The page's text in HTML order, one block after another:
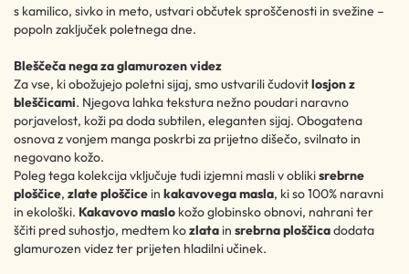
s kamilico, sivko in meto, ustvari občutek sproščenosti in svežine –
popoln zaključek poletnega dne.
Bleščeča nega za glamurozen videz
Za vse, ki obožujejo poletni sijaj, smo ustvarili čudovitlosjon z
bleščicami. Njegova lahka tekstura nežno poudari naravno
porjavelost, koži pa doda subtilen, eleganten sijaj. Obogatena
osnova z vonjem manga poskrbi za prijetno dišečo, svilnato in
negovano kožo.
Poleg tega kolekcija vključuje tudi izjemni masli v oblikisrebrne
ploščice, zlate ploščicein kakavovega masla, ki so 100% naravni
in ekološki. Kakavovo maslo kožo globinsko obnovi, nahrani ter
ščiti pred suhostjo, medtem kozlatain srebrna ploščicadodata
glamurozen videz ter prijeten hladilni učinek.